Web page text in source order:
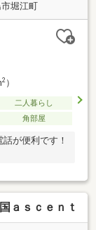
堀江町
2）
二人暮らし
角部屋
話が便利です！
ａｓｃｅｎｔ